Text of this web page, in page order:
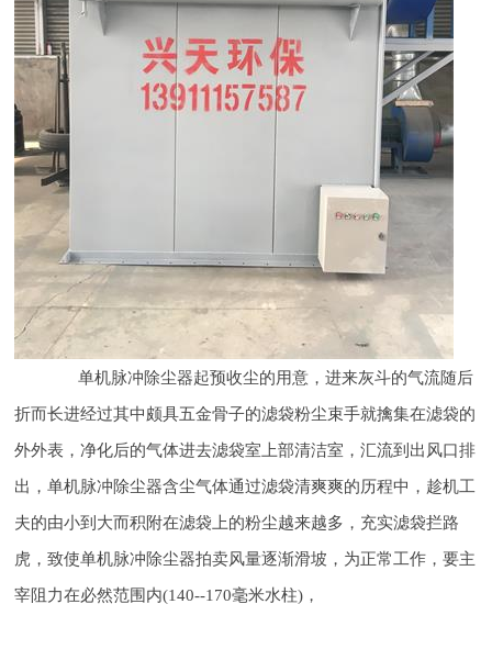
单机脉冲除尘器起预收尘的用意，进来灰斗的气流随后
折而长进经过其中颇具五金骨子的滤袋粉尘束手就擒集在滤袋的
外外表，净化后的气体进去滤袋室上部清洁室，汇流到出风口排
出，单机脉冲除尘器含尘气体通过滤袋清爽爽的历程中，趁机工
夫的由小到大而积附在滤袋上的粉尘越来越多，充实滤袋拦路
虎，致使单机脉冲除尘器拍卖风量逐渐滑坡，为正常工作，要主
宰阻力在必然范围内(140--170毫米水柱)，